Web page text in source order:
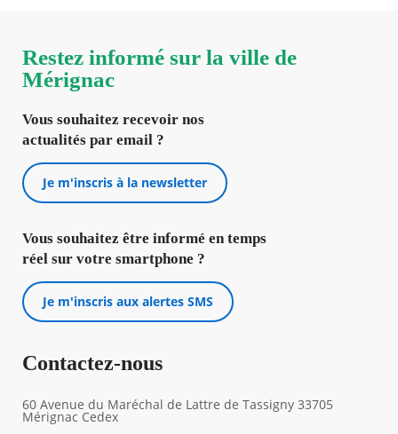
Restez informé sur la ville de
Mérignac
Vous souhaitez recevoir nos
actualités par email ?
Je m'inscris à la newsletter
Vous souhaitez être informé en temps
réel sur votre smartphone ?
Je m'inscris aux alertes SMS
Contactez-nous
60 Avenue du Maréchal de Lattre de Tassigny 33705
Mérignac Cedex